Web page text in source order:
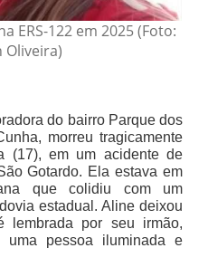
ERS-122 em 2025 (Foto:
Oliveira)
do bairro Parque dos
morreu tragicamente
(17), em um acidente de
Gotardo. Ela estava em
que colidiu com um
estadual. Aline deixou
lembrada por seu irmão,
uma pessoa iluminada e